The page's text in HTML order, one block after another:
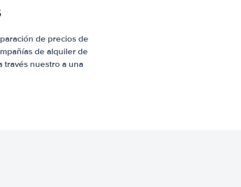
de precios de
de alquiler de
través nuestro a una